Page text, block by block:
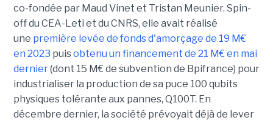
co-fondée par Maud Vinet et Tristan Meunier. Spin-
off du CEA-Leti et du CNRS, elle avait réalisé
une première levée de fonds d'amorçage de 19 M€
en 2023 puisobtenu un financement de 21 M€ en mai
dernier(dont 15 M€ de subvention de Bpifrance) pour
industrialiser la production de sa puce 100 qubits
physiques tolérante aux pannes, Q100T. En
décembre dernier, la société prévoyait déjà de lever